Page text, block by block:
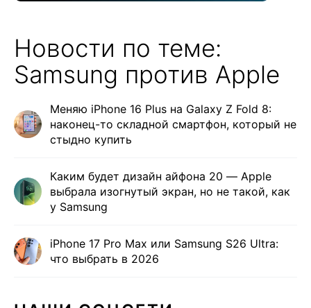
Новости по теме:
Samsung против Apple
Меняю iPhone 16 Plus на Galaxy Z Fold 8:
наконец-то складной смартфон, который не
стыдно купить
Каким будет дизайн айфона 20 — Apple
выбрала изогнутый экран, но не такой, как
у Samsung
iPhone 17 Pro Max или Samsung S26 Ultra:
что выбрать в 2026